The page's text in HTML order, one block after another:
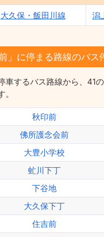
大久保・飯田川線 潟
」に停まる路線のバス
車するバス路線から、41
秋印前
佛所護念会前
大豊小学校
虻川下丁
下谷地
大久保下丁
住吉前